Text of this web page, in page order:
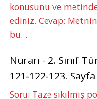
konusunu ve
ediniz. Cevap:
bu…
Nuran - 2. Sınıf
121-122-123.
Soru: Taze sıkılmış